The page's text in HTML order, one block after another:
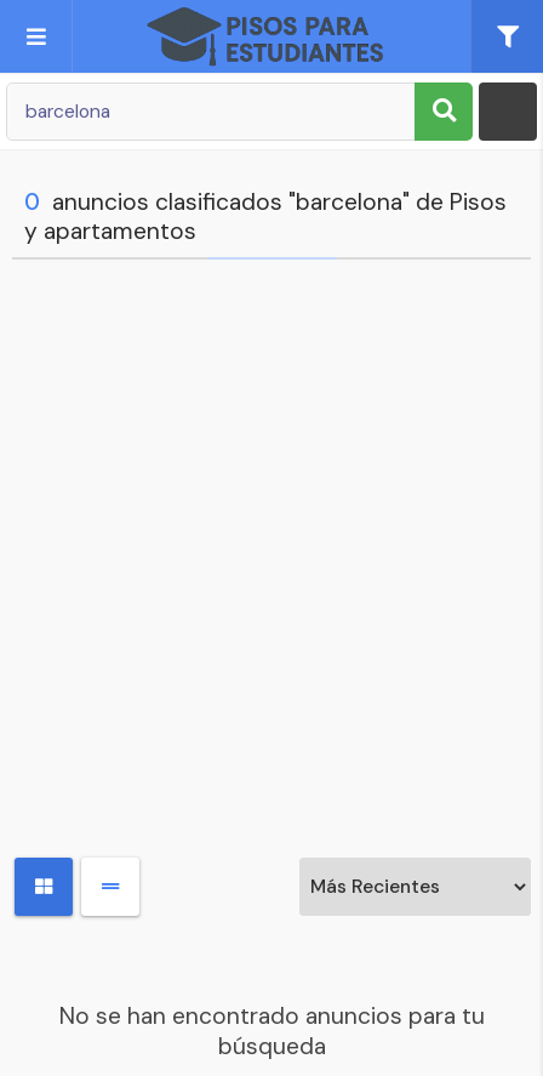
Publica tu Anuncio
Mi cuenta
0 anuncios clasificados "barcelona" de Pisos
y apartamentos
No se han encontrado anuncios para tu
búsqueda